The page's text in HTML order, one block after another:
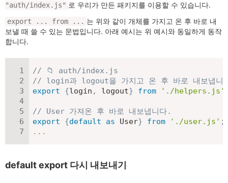
"auth/index.js" 로 우리가 만든 패키지를 이용할 수 있습니다.
export ... from ... 는 위와 같이 개체를 가지고 온 후 바로 내
보낼 때 쓸 수 있는 문법입니다. 아래 예시는 위 예시와 동일하게 동작
합니다.
// 📁 auth/index.js
// login과 logout을 가지고 온 후 바로 내보냅니
export
{login , logout} from './helpers.js'
// User 가져온 후 바로 내보냅니다.
export
{default as User} from './user.js' ;
...
default export 다시 내보내기